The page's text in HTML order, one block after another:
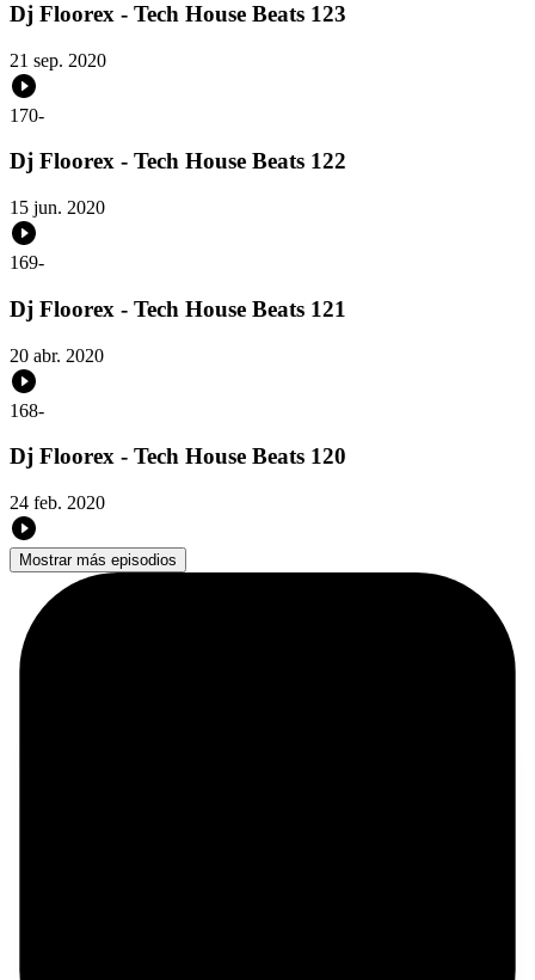
Dj Floorex - Tech House Beats 123
21 sep. 2020
170-
Dj Floorex - Tech House Beats 122
15 jun. 2020
169-
Dj Floorex - Tech House Beats 121
20 abr. 2020
168-
Dj Floorex - Tech House Beats 120
24 feb. 2020
Mostrar más episodios